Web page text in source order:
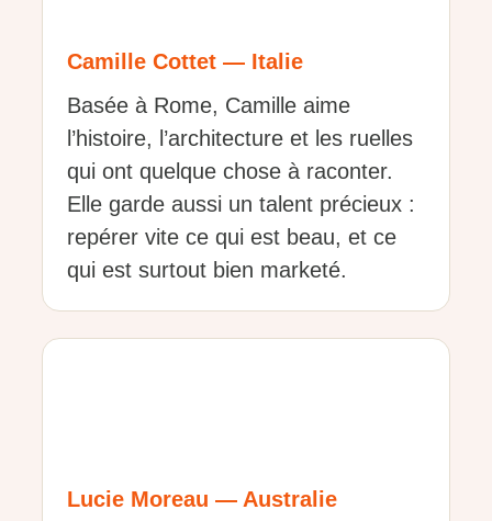
Camille Cottet — Italie
Basée à Rome, Camille aime
l’histoire, l’architecture et les ruelles
qui ont quelque chose à raconter.
Elle garde aussi un talent précieux :
repérer vite ce qui est beau, et ce
qui est surtout bien marketé.
Lucie Moreau — Australie